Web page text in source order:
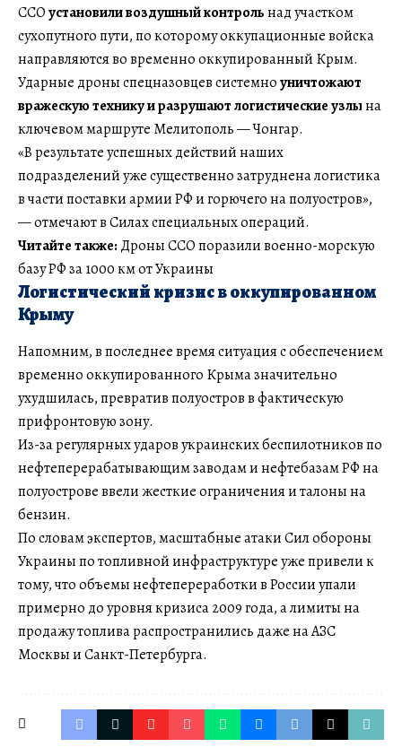
ССОустановили воздушный контрольнад участком
сухопутного пути, по которому оккупационные войска
направляются во временно оккупированный Крым.
Ударные дроны спецназовцев системноуничтожают
вражескую технику и разрушают логистические узлына
ключевом маршруте Мелитополь — Чонгар.
«В результате успешных действий наших
подразделений уже существенно затруднена логистика
в части поставки армии РФ и горючего на полуостров»,
— отмечают в Силах специальных операций.
Читайте также: Дроны ССО поразили военно-морскую
базу РФ за 1000 км от Украины
Логистический кризис в оккупированном
Крыму
Напомним, в последнее время ситуация с обеспечением
временно оккупированного Крыма значительно
ухудшилась, превратив полуостров в фактическую
прифронтовую зону.
Из-за регулярных ударов украинских беспилотников по
нефтеперерабатывающим заводам и нефтебазам РФ на
полуострове ввели жесткие ограничения и талоны на
бензин.
По словам экспертов, масштабные атаки Сил обороны
Украины по топливной инфраструктуре уже привели к
тому, что объемы нефтепереработки в России упали
примерно до уровня кризиса 2009 года, а лимиты на
продажу топлива распространились даже на АЗС
Москвы и Санкт-Петербурга.